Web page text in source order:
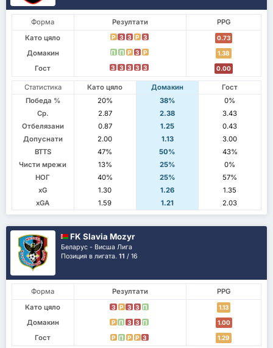
Форма Резултати
PPG
Като цяло
P З З P З 0.73
Домакин П П P З P 1.38
Гост З З З З З 0.00
Статистика Като цяло Домакин
Гост
Победа %
20% 38%
0%
Ср.
2.87 2.38
3.43
Отбелязани
0.87 1.25
0.43
Допуснати
2.00 1.13
3.00
BTTS
47% 50%
43%
Чисти мрежи
13% 25%
0%
НОГ
40% 25%
57%
xG
1.30 1.26
1.35
xGA
1.59 1.21 2.03
FK Slavia Mozyr
Беларус - Висша Лига
Позиция в лигата.11 / 16
Форма Резултати
PPG
Като цяло
З P З З П 1.13
Домакин P П З З П 1.00
Гост P П P P З 1.29